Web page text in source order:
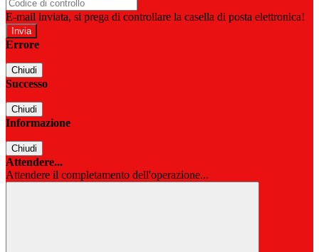
E-mail inviata, si prega di controllare la casella di posta elettronica!
Errore
Chiudi
Successo
Chiudi
Informazione
Chiudi
Attendere...
Attendere il completamento dell'operazione...